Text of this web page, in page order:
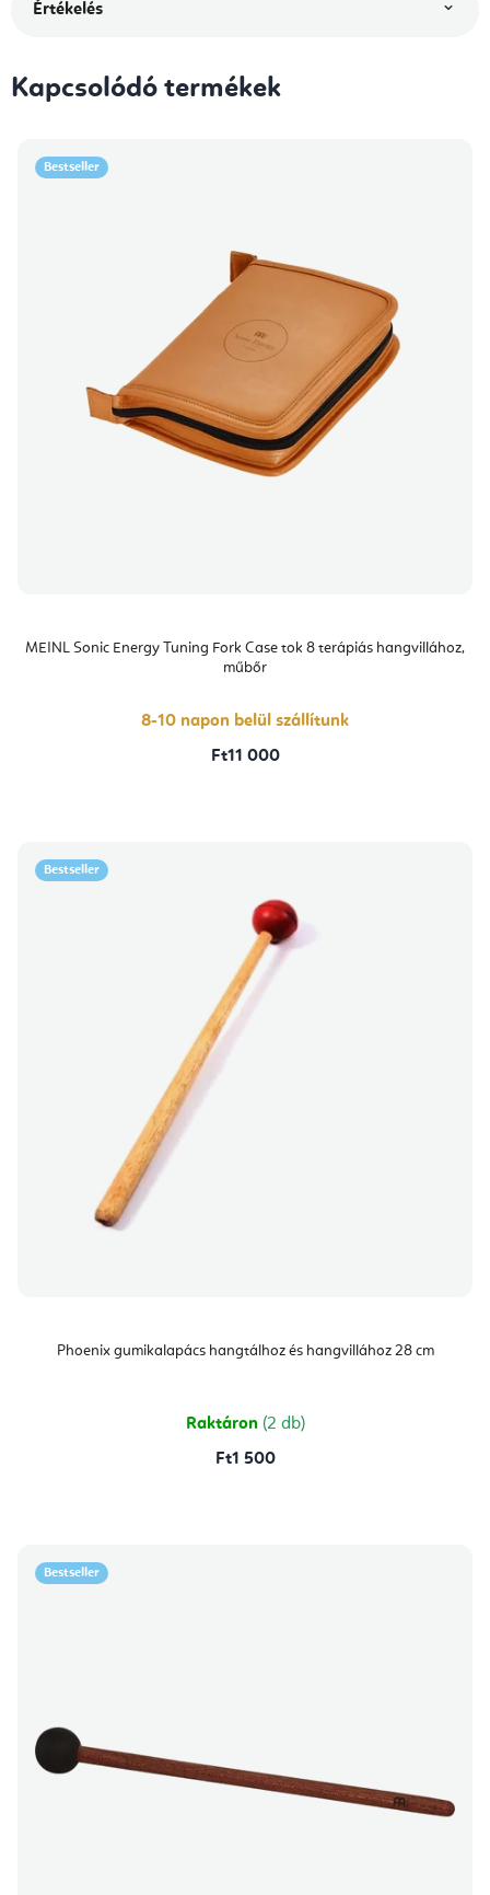
Értékelés
Kapcsolódó termékek
Bestseller
MEINL Sonic Energy Tuning Fork Case tok 8 terápiás hangvillához,
műbőr
8-10 napon belül szállítunk
Ft11 000
Bestseller
Phoenix gumikalapács hangtálhoz és hangvillához 28 cm
Raktáron (2 db)
Ft1 500
Bestseller